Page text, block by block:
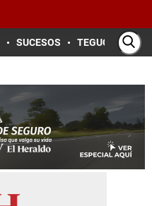
SUCESOS TEGUCIGALPA